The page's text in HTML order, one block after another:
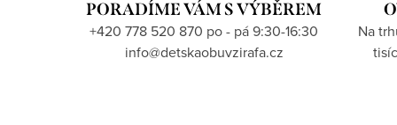
PORADÍME VÁM S VÝBĚREM
+420 778 520 870 po - pá 9:30-16:30
info@detskaobuvzirafa.cz
Na